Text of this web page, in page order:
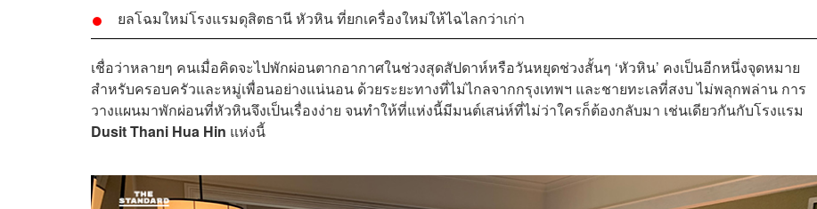
ยลโฉมใหม่โรงแรมดุสิตธานี หัวหิน ที่ยกเครื่องใหม่ให้ไฉไลกว่าเก่า
เชื่อว่าหลายๆ คนเมื่อคิดจะไปพักผ่อนตากอากาศในช่วงสุดสัปดาห์หรือวันหยุดช่วงสั้นๆ ‘หัวหิน’ คงเป็นอีกหนึ่งจุดหมาย
สำหรับครอบครัวและหมู่เพื่อนอย่างแน่นอน ด้วยระยะทางที่ไม่ไกลจากกรุงเทพฯ และชายทะเลที่สงบ ไม่พลุกพล่าน การ
วางแผนมาพักผ่อนที่หัวหินจึงเป็นเรื่องง่าย จนทำให้ที่แห่งนี้มีมนต์เสน่ห์ที่ไม่ว่าใครก็ต้องกลับมา เช่นเดียวกันกับโรงแรม
Dusit Thani Hua Hin แห่งนี้